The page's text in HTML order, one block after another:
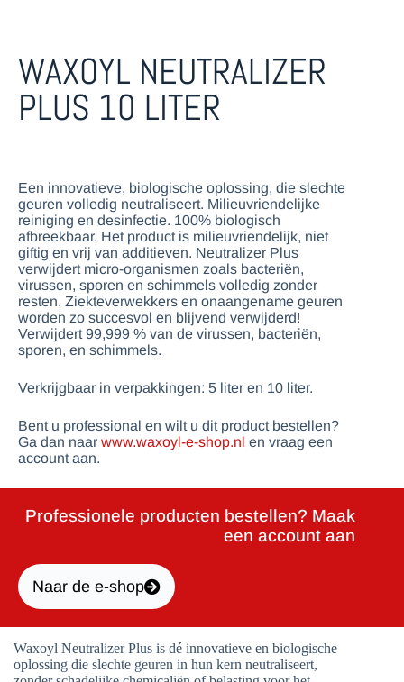
WAXOYL NEUTRALIZER
PLUS 10 LITER
Een innovatieve, biologische oplossing, die slechte
geuren volledig neutraliseert. Milieuvriendelijke
reiniging en desinfectie. 100% biologisch
afbreekbaar. Het product is milieuvriendelijk, niet
giftig en vrij van additieven. Neutralizer Plus
verwijdert micro-organismen zoals bacteriën,
virussen, sporen en schimmels volledig zonder
resten. Ziekteverwekkers en onaangename geuren
worden zo succesvol en blijvend verwijderd!
Verwijdert 99,999 % van de virussen, bacteriën,
sporen, en schimmels.
Verkrijgbaar in verpakkingen: 5 liter en 10 liter.
Bent u professional en wilt u dit product bestellen?
Ga dan naar www.waxoyl-e-shop.nl en vraag een
account aan.
Professionele producten bestellen? Maak
een account aan
Naar de e-shop
Waxoyl Neutralizer Plus is dé innovatieve en biologische
oplossing die slechte geuren in hun kern neutraliseert,